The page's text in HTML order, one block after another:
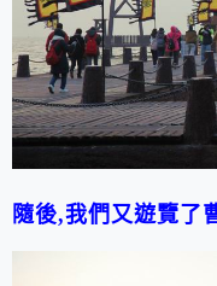
隨後,我們又遊覽了